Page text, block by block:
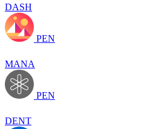
DASH
PEN
MANA
PEN
DENT